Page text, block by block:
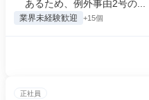
あるため、例外事由2号の...
業界未経験歓迎 +15個
正社員